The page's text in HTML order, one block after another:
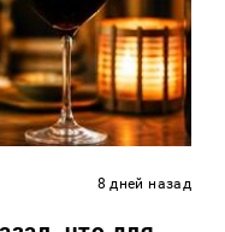
8 дней назад